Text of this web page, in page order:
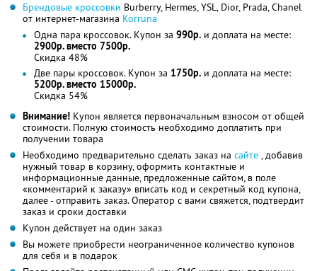
Брендовые кроссовки Burberry, Hermes, YSL, Dior, Prada, Chanel
от интернет-магазина Korruna
Одна пара кроссовок. Купон за 990р. и доплата на месте:
2900р. вместо 7500р.
Скидка 48%
Две пары кроссовок. Купон за 1750р. и доплата на месте:
5200р. вместо 15000р.
Скидка 54%
Внимание! Купон является первоначальным взносом от общей
стоимости. Полную стоимость необходимо доплатить при
получении товара
Необходимо предварительно сделать заказ на сайте , добавив
нужный товар в корзину, оформить контактные и
информационные данные, предложенные сайтом, в поле
«комментарий к заказу» вписать код и секретный код купона,
далее - отправить заказ. Оператор с вами свяжется, подтвердит
заказ и сроки доставки
Купон действует на один заказ
Вы можете приобрести неограниченное количество купонов
для себя и в подарок